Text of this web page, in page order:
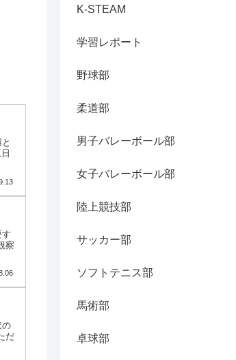
察
の
だ
K-STEAM
学習レポート
野球部
柔道部
男子バレーボール部
女子バレーボール部
陸上競技部
サッカー部
ソフトテニス部
馬術部
卓球部